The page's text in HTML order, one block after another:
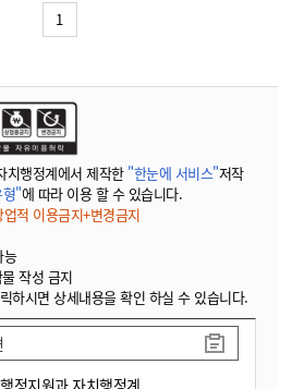
1
치행정계에서 제작한 "한눈에 서비스"저작
"에 따라 이용 할 수 있습니다.
적 이용금지+변경금지
능
작성 금지
하시면 상세내용을 확인 하실 수 있습니다.
행정지원과 자치행정계